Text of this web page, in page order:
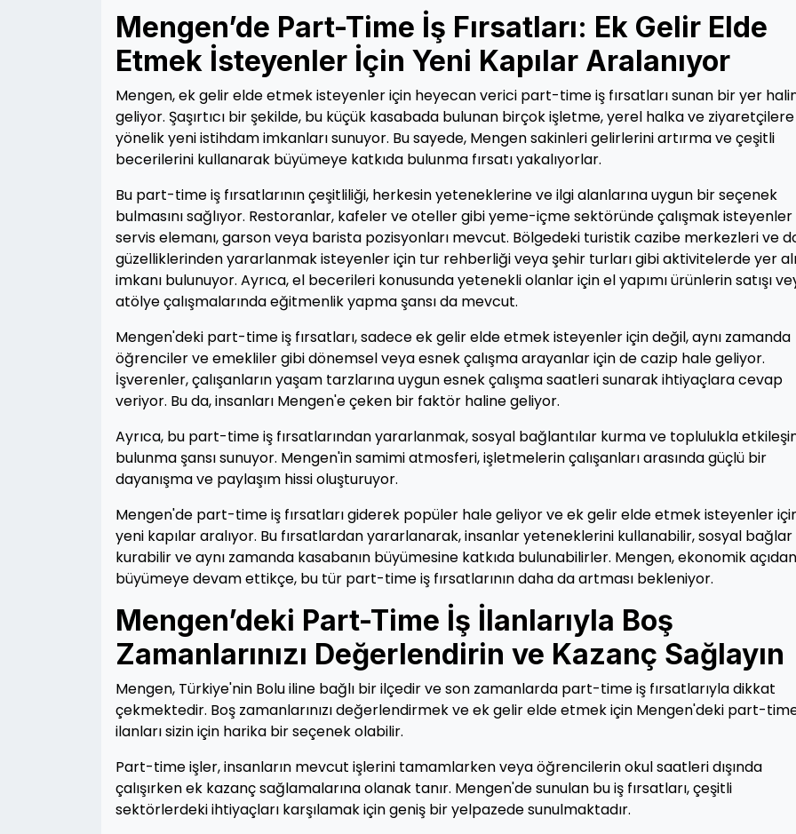
Mengen’de Part-Time İş Fırsatları: Ek Gelir Elde
Etmek İsteyenler İçin Yeni Kapılar Aralanıyor
Mengen, ek gelir elde etmek isteyenler için heyecan verici part-time iş fırsatları sunan bir yer
geliyor. Şaşırtıcı bir şekilde, bu küçük kasabada bulunan birçok işletme, yerel halka ve ziyaretçilere
yönelik yeni istihdam imkanları sunuyor. Bu sayede, Mengen sakinleri gelirlerini artırma ve çeşitli
becerilerini kullanarak büyümeye katkıda bulunma fırsatı yakalıyorlar.
Bu part-time iş fırsatlarının çeşitliliği, herkesin yeteneklerine ve ilgi alanlarına uygun bir seçenek
bulmasını sağlıyor. Restoranlar, kafeler ve oteller gibi yeme-içme sektöründe çalışmak isteyenler
servis elemanı, garson veya barista pozisyonları mevcut. Bölgedeki turistik cazibe merkezleri ve
güzelliklerinden yararlanmak isteyenler için tur rehberliği veya şehir turları gibi aktivitelerde yer
imkanı bulunuyor. Ayrıca, el becerileri konusunda yetenekli olanlar için el yapımı ürünlerin satışı
atölye çalışmalarında eğitmenlik yapma şansı da mevcut.
Mengen'deki part-time iş fırsatları, sadece ek gelir elde etmek isteyenler için değil, aynı zamanda
öğrenciler ve emekliler gibi dönemsel veya esnek çalışma arayanlar için de cazip hale geliyor.
İşverenler, çalışanların yaşam tarzlarına uygun esnek çalışma saatleri sunarak ihtiyaçlara cevap
veriyor. Bu da, insanları Mengen'e çeken bir faktör haline geliyor.
Ayrıca, bu part-time iş fırsatlarından yararlanmak, sosyal bağlantılar kurma ve toplulukla
bulunma şansı sunuyor. Mengen'in samimi atmosferi, işletmelerin çalışanları arasında güçlü bir
dayanışma ve paylaşım hissi oluşturuyor.
Mengen'de part-time iş fırsatları giderek popüler hale geliyor ve ek gelir elde etmek isteyenler
yeni kapılar aralıyor. Bu fırsatlardan yararlanarak, insanlar yeteneklerini kullanabilir, sosyal bağlar
kurabilir ve aynı zamanda kasabanın büyümesine katkıda bulunabilirler. Mengen, ekonomik açıdan
büyümeye devam ettikçe, bu tür part-time iş fırsatlarının daha da artması bekleniyor.
Mengen’deki Part-Time İş İlanlarıyla Boş
Zamanlarınızı Değerlendirin ve Kazanç Sağlayın
Mengen, Türkiye'nin Bolu iline bağlı bir ilçedir ve son zamanlarda part-time iş fırsatlarıyla dikkat
çekmektedir. Boş zamanlarınızı değerlendirmek ve ek gelir elde etmek için Mengen'deki part-
ilanları sizin için harika bir seçenek olabilir.
Part-time işler, insanların mevcut işlerini tamamlarken veya öğrencilerin okul saatleri dışında
çalışırken ek kazanç sağlamalarına olanak tanır. Mengen'de sunulan bu iş fırsatları, çeşitli
sektörlerdeki ihtiyaçları karşılamak için geniş bir yelpazede sunulmaktadır.